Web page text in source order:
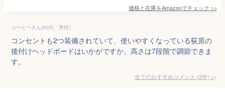
価格と在庫をAmazonでチェック >>
コーヒーさん(40代・男性)
コンセントも2つ装備されていて、使いやすくなっている荻原の
後付けヘッドボードはいかがですか。高さは7段階で調節できま
す。
全てのおすすめコメント (2件) >